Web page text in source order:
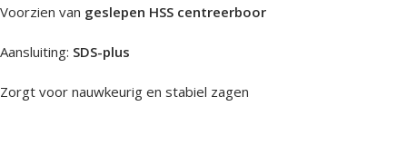
Voorzien van geslepen HSS centreerboor
Aansluiting: SDS-plus
Zorgt voor nauwkeurig en stabiel zagen